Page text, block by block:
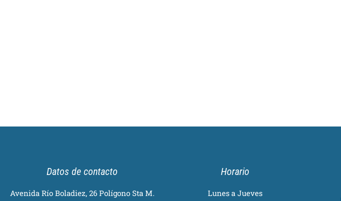
Datos de contacto
Avenida Río Boladiez, 26 Polígono Sta M.
Horario
Lunes a Jueves